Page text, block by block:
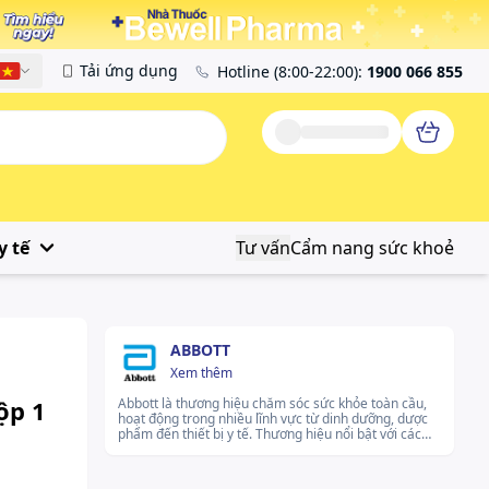
Việt Tải ứng dụng Hotline (8:00-22:00): 1900 066 855
tế Tư vấnCẩm nang sức khoẻ
1
ABBOTT
Xem thêm
Abbott là thương hiệu chăm sóc sức khỏe toàn cầu,
hoạt động trong nhiều lĩnh vực từ dinh dưỡng, dược
phẩm đến thiết bị y tế. Thương hiệu nổi bật với các